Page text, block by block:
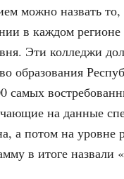
можно назвать
в каждом регионе
Эти колледжи
образования
самых
на данные
а потом на
в итоге назвали